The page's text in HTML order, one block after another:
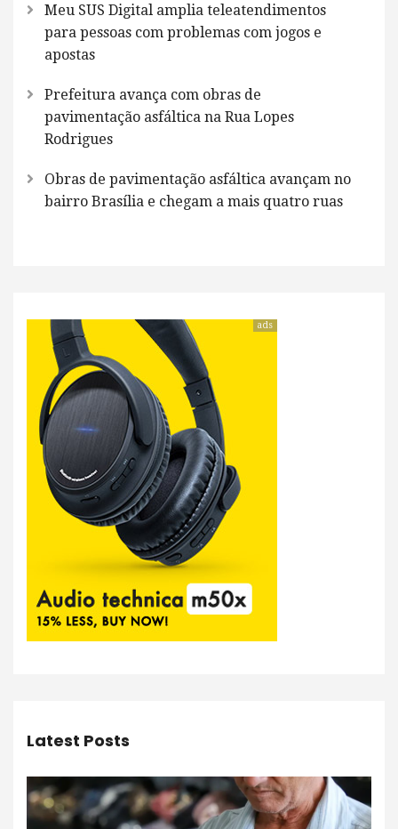
Meu SUS Digital amplia teleatendimentos
para pessoas com problemas com jogos e
apostas
Prefeitura avança com obras de
pavimentação asfáltica na Rua Lopes
Rodrigues
Obras de pavimentação asfáltica avançam no
bairro Brasília e chegam a mais quatro ruas
ads
Latest Posts